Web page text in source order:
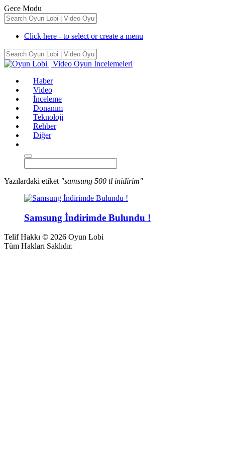
Gece Modu
Click here - to select or create a menu
Haber
Video
İnceleme
Donanım
Teknoloji
Rehber
Diğer
Yazılardaki etiket "samsung 500 tl inidirim"
Samsung İndirimde Bulundu !
Telif Hakkı © 2026 Oyun Lobi
Tüm Hakları Saklıdır.